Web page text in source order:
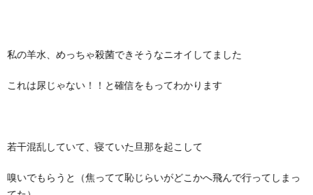
私の羊水、めっちゃ殺菌できそうなニオイしてました
これは尿じゃない！！と確信をもってわかります
若干混乱していて、寝ていた旦那を起こして
嗅いでもらうと（焦ってて恥じらいがどこかへ飛んで行ってしまっ